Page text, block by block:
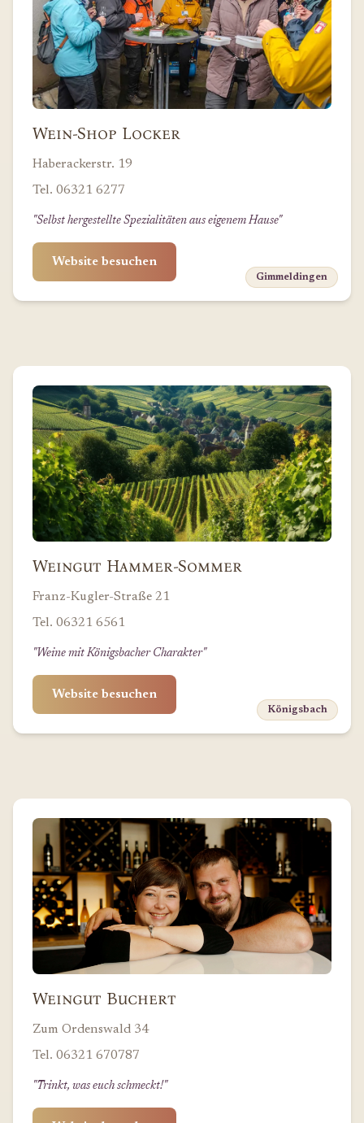
Gimmeldingen
Wein-Shop Locker
Haberackerstr. 19
Tel. 06321 6277
"Selbst hergestellte Spezialitäten aus eigenem Hause"
Website besuchen
Königsbach
Weingut Hammer-Sommer
Franz-Kugler-Straße 21
Tel. 06321 6561
"Weine mit Königsbacher Charakter"
Website besuchen
Weingut Buchert
Zum Ordenswald 34
Tel. 06321 670787
"Trinkt, was euch schmeckt!"